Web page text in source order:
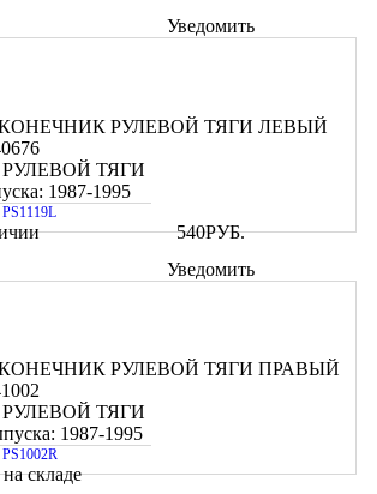
Уведомить
ТЯГИ
1987-1995
PS1119L
540РУБ.
Уведомить
ТЯГИ
1987-1995
PS1002R
складе